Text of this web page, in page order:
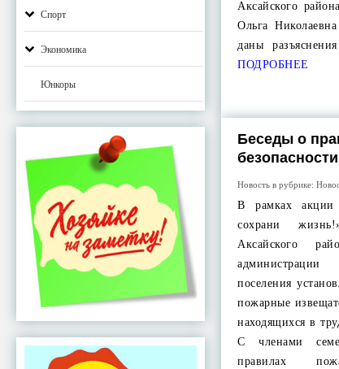
Спорт
Экономика
Юнкоры
Аксайского
Ольга
даны
ПОДРОБНЕЕ
Беседы о
безопасности
Новость в рубрике:
В рамках акции
сохрани
Аксайского
администрации
поселения
пожарные
находящихся в
С членами
правилах